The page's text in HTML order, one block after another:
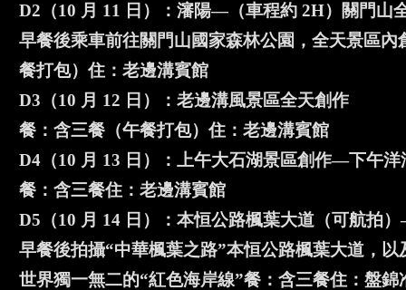
D2（10 月 11 日）：瀋陽—（車程約 2H）關門山
早餐後乘車前往關門山國家森林公園，全天景區
餐打包）住：老邊溝賓館
D3（10 月 12 日）：老邊溝風景區全天創作
餐：含三餐（午餐打包）住：老邊溝賓館
D4（10 月 13 日）：上午大石湖景區創作—下午
餐：含三餐住：老邊溝賓館
D5（10 月 14 日）：本恒公路楓葉大道（可航拍
早餐後拍攝“中華楓葉之路”本恒公路楓葉大道，
世界獨一無二的“紅色海岸線”餐：含三餐住：盤錦